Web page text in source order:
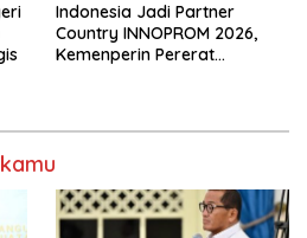
Indonesia Jadi Partner
Country INNOPROM 2026,
Kemenperin Pererat